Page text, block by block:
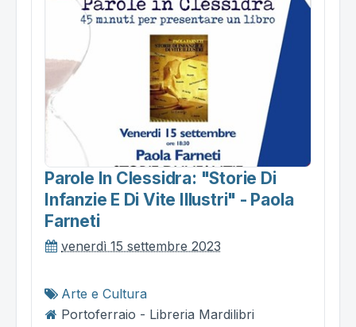
Parole In Clessidra: "storie Di
Infanzie E Di Vite Illustri" - Paola
Farneti
venerdì 15 settembre 2023
Arte e Cultura
Portoferraio - Libreria Mardilibri